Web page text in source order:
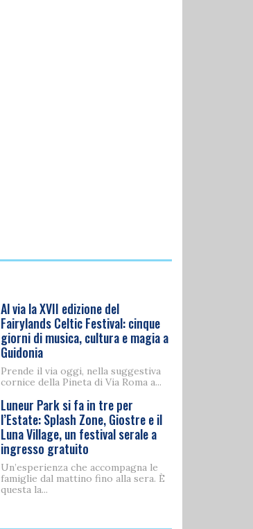
Al via la XVII edizione del
Fairylands Celtic Festival: cinque
giorni di musica, cultura e magia a
Guidonia
Prende il via oggi, nella suggestiva
cornice della Pineta di Via Roma a...
Luneur Park si fa in tre per
l’Estate: Splash Zone, Giostre e il
Luna Village, un festival serale a
ingresso gratuito
Un’esperienza che accompagna le
famiglie dal mattino fino alla sera. È
questa la...